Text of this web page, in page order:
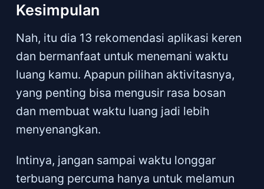
Kesimpulan
Nah, itu dia 13 rekomendasi aplikasi keren
dan bermanfaat untuk menemani waktu
luang kamu. Apapun pilihan aktivitasnya,
yang penting bisa mengusir rasa bosan
dan membuat waktu luang jadi lebih
menyenangkan.
Intinya, jangan sampai waktu longgar
terbuang percuma hanya untuk melamun